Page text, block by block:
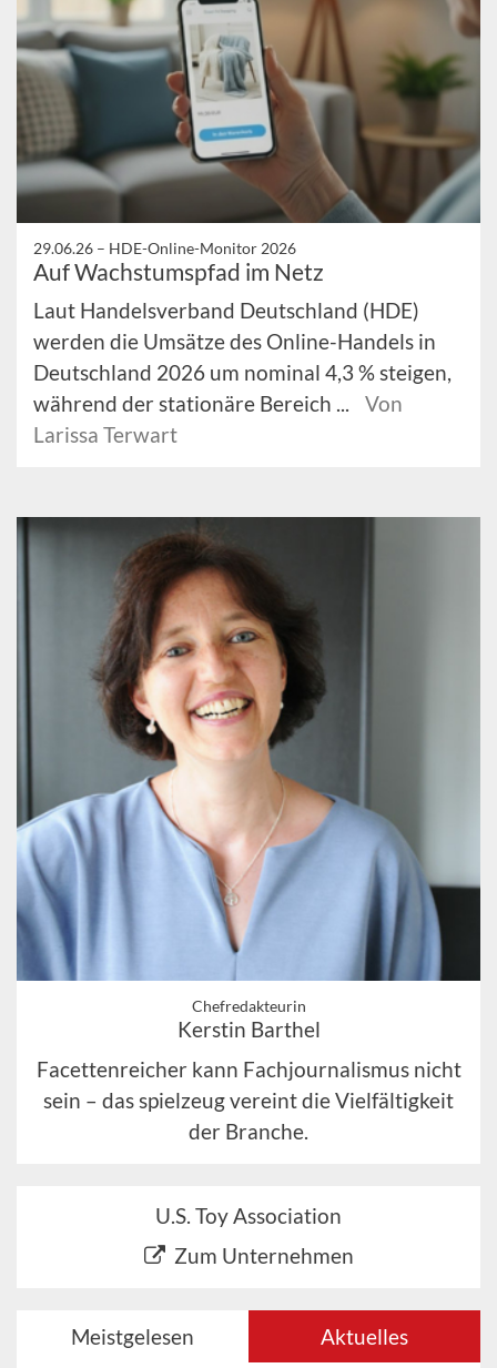
29.06.26 – HDE-Online-Monitor 2026
Auf Wachstumspfad im Netz
Laut Handelsverband Deutschland (HDE)
werden die Umsätze des Online-Handels in
Deutschland 2026 um nominal 4,3 % steigen,
während der stationäre Bereich ...
Von
Larissa Terwart
Chefredakteurin
Kerstin Barthel
Facettenreicher kann Fachjournalismus nicht
sein – das spielzeug vereint die Vielfältigkeit
der Branche.
U.S. Toy Association
Zum Unternehmen
Meistgelesen Aktuelles